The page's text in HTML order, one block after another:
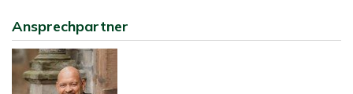
Ansprechpartner